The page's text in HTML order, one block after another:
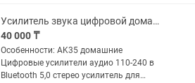
Усилитель звука цифровой домашний(Авто)AK35, 800Вт, 110-240В,Bluetooth
40 000 ₸
Особенности: AK35 домашние
Цифровые усилители аудио 110-240 в
Bluetooth 5,0 стерео усилитель для